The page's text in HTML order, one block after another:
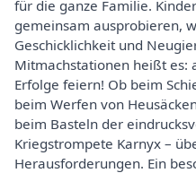
für die ganze Familie.
gemeinsam ausprobieren,
Geschicklichkeit und
Mitmachstationen heißt es:
Erfolge feiern! Ob beim
beim Werfen von
beim Basteln der
Kriegstrompete Karnyx –
Herausforderungen. Ein